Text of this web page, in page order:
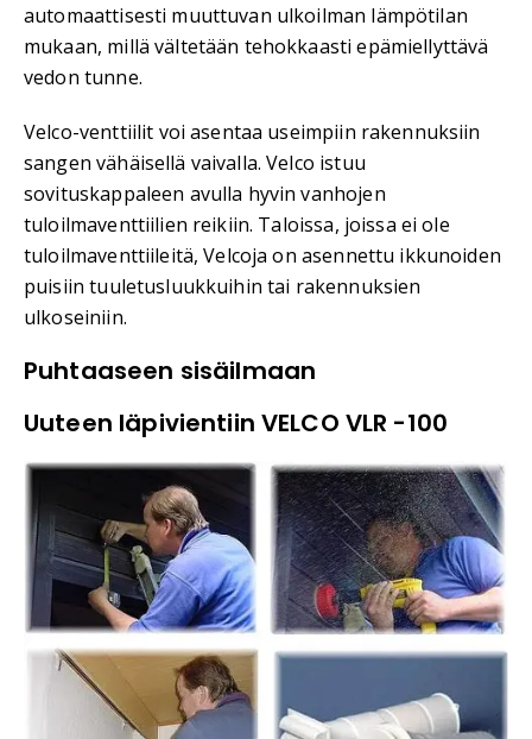
automaattisesti muuttuvan ulkoilman lämpötilan
mukaan, millä vältetään tehokkaasti epämiellyttävä
vedon tunne.
Velco-venttiilit voi asentaa useimpiin rakennuksiin
sangen vähäisellä vaivalla. Velco istuu
sovituskappaleen avulla hyvin vanhojen
tuloilmaventtiilien reikiin. Taloissa, joissa ei ole
tuloilmaventtiileitä, Velcoja on asennettu ikkunoiden
puisiin tuuletusluukkuihin tai rakennuksien
ulkoseiniin.
Puhtaaseen sisäilmaan
Uuteen läpivientiin VELCO VLR -100